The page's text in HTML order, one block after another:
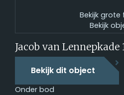
Bekijk
Bekijk
Jacob van Lennepkade
Bekijk dit object
Onder bod